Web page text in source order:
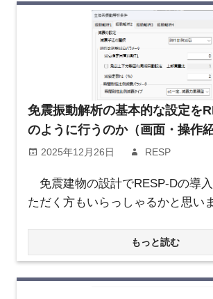
免震振動解析の基本的な設定を
のように行うのか（画面・操作紹
2025年12月26日 RESP
免震建物の設計でRESP-Dの導
ただく方もいらっしゃるかと思い
もっと読む